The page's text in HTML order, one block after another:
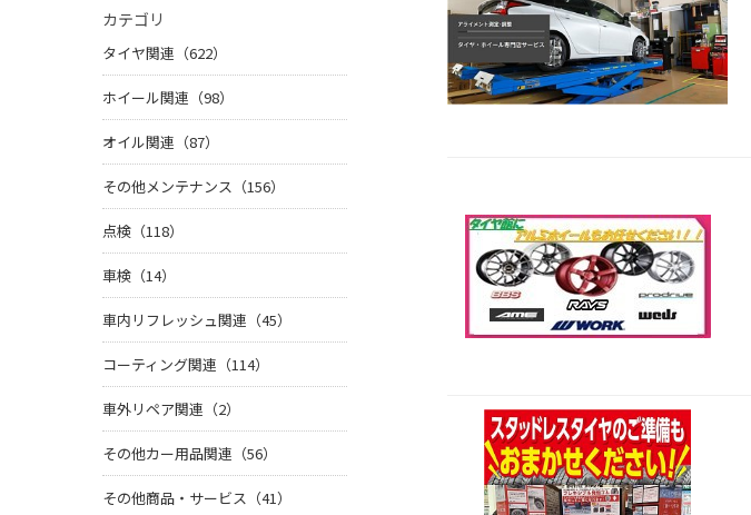
カテゴリ
タイヤ関連（622）
ホイール関連（98）
オイル関連（87）
その他メンテナンス（156）
点検（118）
車検（14）
車内リフレッシュ関連（45）
コーティング関連（114）
車外リペア関連（2）
その他カー用品関連（56）
その他商品・サービス（41）